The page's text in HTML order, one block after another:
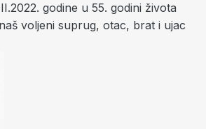
godine u 55. godini života
voljeni suprug, otac, brat i ujac